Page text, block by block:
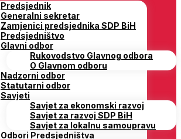
Predsjednik
Generalni sekretar
Zamjenici predsjednika SDP BiH
Predsjedništvo
Glavni odbor
Rukovodstvo Glavnog odbora
O Glavnom odboru
Nadzorni odbor
Statutarni odbor
Savjeti
Savjet za ekonomski razvoj
Savjet za razvoj SDP BiH
Savjet za lokalnu samoupravu
Odbori Predsjedništva